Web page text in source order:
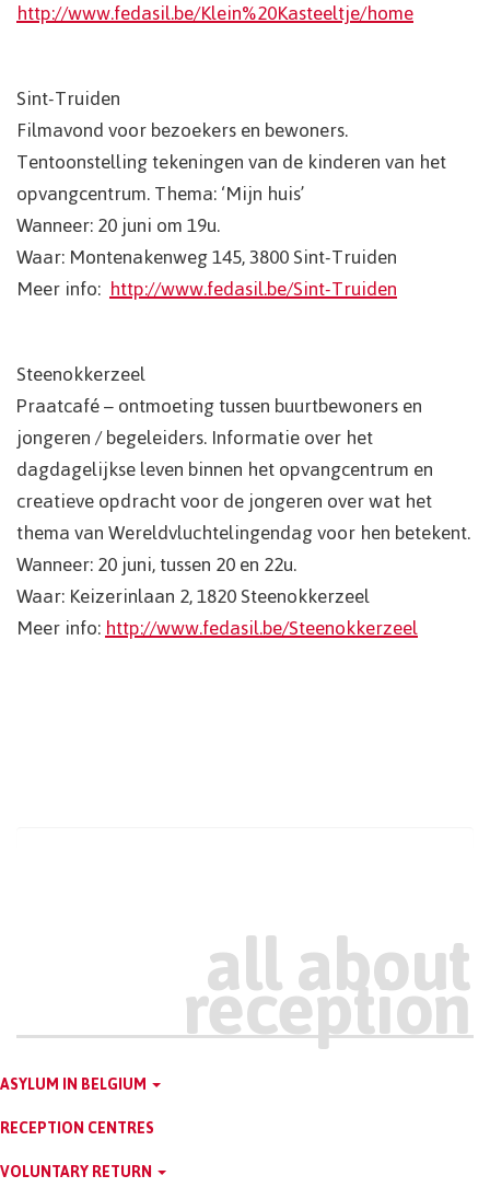
http://www.fedasil.be/Klein%20Kasteeltje/home
Sint-Truiden
Filmavond voor bezoekers en bewoners.
Tentoonstelling tekeningen van de kinderen van het
opvangcentrum. Thema: ‘Mijn huis’
Wanneer: 20 juni om 19u.
Waar: Montenakenweg 145, 3800 Sint-Truiden
Meer info: http://www.fedasil.be/Sint-Truiden
Steenokkerzeel
Praatcafé – ontmoeting tussen buurtbewoners en
jongeren / begeleiders. Informatie over het
dagdagelijkse leven binnen het opvangcentrum en
creatieve opdracht voor de jongeren over wat het
thema van Wereldvluchtelingendag voor hen betekent.
Wanneer: 20 juni, tussen 20 en 22u.
Waar: Keizerinlaan 2, 1820 Steenokkerzeel
Meer info:http://www.fedasil.be/Steenokkerzeel
Main
menu
ASYLUM IN BELGIUM
RECEPTION CENTRES
VOLUNTARY RETURN